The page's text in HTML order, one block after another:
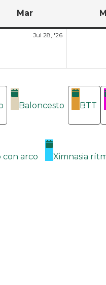
Mar
Jul 28, '26
Baloncesto BTT
con arco Ximnasia